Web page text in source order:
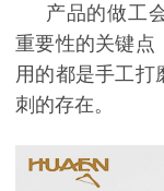
产品的做工
重要性的关键点
用的都是手工打
刺的存在。